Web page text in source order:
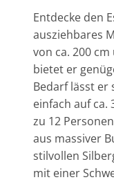
Entdecke den
ausziehbares
von ca. 200
bietet er
Bedarf lässt
einfach auf ca.
zu 12
aus massiver
stilvollen
mit einer